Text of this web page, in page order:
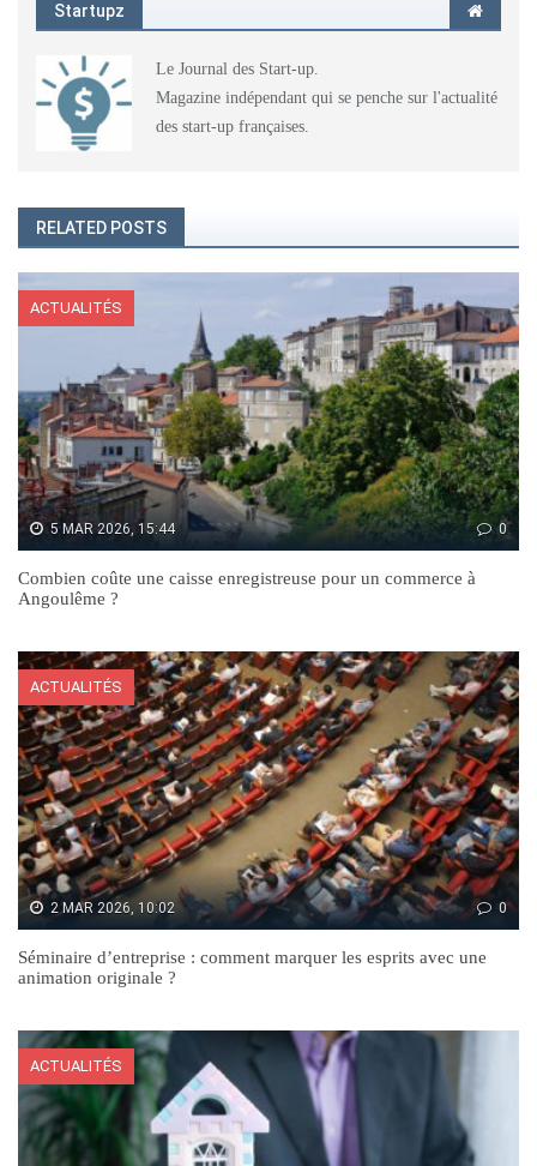
Startupz
Le Journal des Start-up.
Magazine indépendant qui se penche sur l'actualité
des start-up françaises.
RELATED POSTS
ACTUALITÉS
5 MAR 2026, 15:44 0
Combien coûte une caisse enregistreuse pour un commerce à
Angoulême ?
ACTUALITÉS
2 MAR 2026, 10:02 0
Séminaire d’entreprise : comment marquer les esprits avec une
animation originale ?
ACTUALITÉS